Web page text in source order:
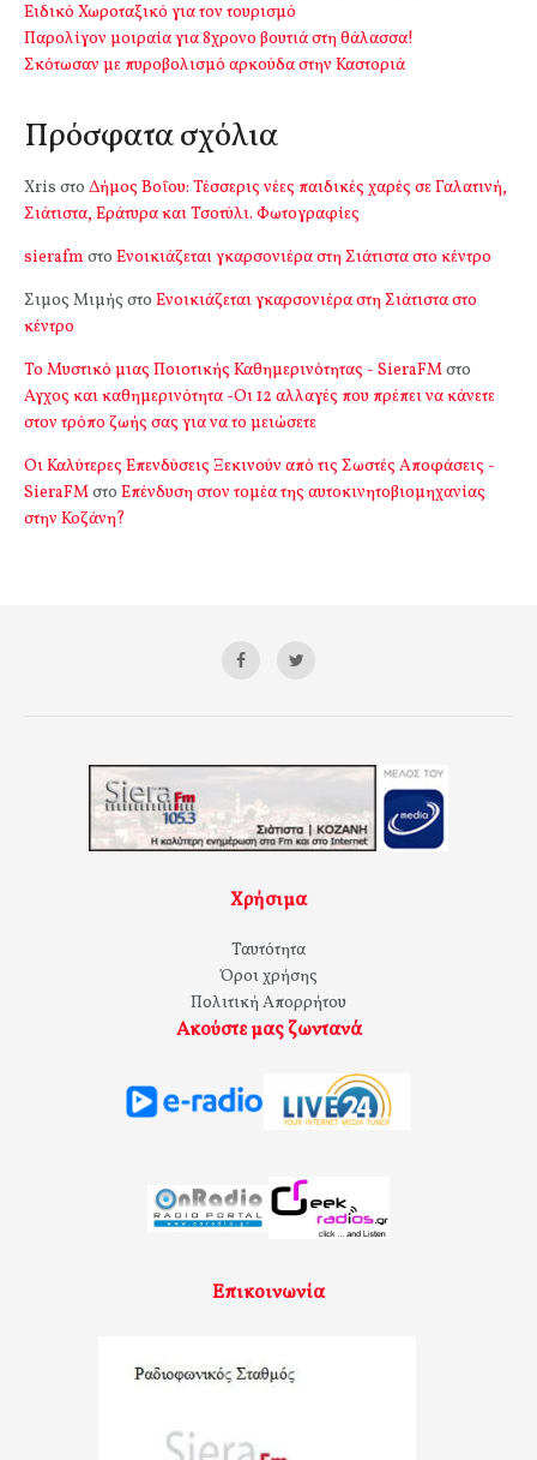
Ειδικό Χωροταξικό για τον τουρισμό
Παρολίγον μοιραία για 8χρονο βουτιά στη θάλασσα!
Σκότωσαν με πυροβολισμό αρκούδα στην Καστοριά
Πρόσφατα σχόλια
Xris στο Δήμος Βοΐου: Τέσσερις νέες παιδικές χαρές σε Γαλατινή,
Σιάτιστα, Εράτυρα και Τσοτύλι. Φωτογραφίες
sierafm στο Ενοικιάζεται γκαρσονιέρα στη Σιάτιστα στο κέντρο
Σιμος Μιμής στο Ενοικιάζεται γκαρσονιέρα στη Σιάτιστα στο
κέντρο
Το Μυστικό μιας Ποιοτικής Καθημερινότητας - SieraFMστο
Αγχος και καθημερινότητα -Οι 12 αλλαγές που πρέπει να κάνετε
στον τρόπο ζωής σας για να το μειώσετε
Οι Καλύτερες Επενδύσεις Ξεκινούν από τις Σωστές Αποφάσεις -
SieraFMστο Επένδυση στον τομέα της αυτοκινητοβιομηχανίας
στην Κοζάνη?
Χρήσιμα
Ταυτότητα
Όροι χρήσης
Πολιτική Απορρήτου
Ακούστε μας ζωντανά
Επικοινωνία